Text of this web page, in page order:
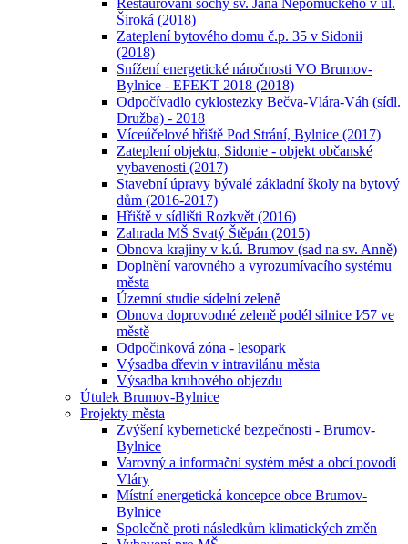
Restaurování sochy sv. Jana Nepomuckého v ul.
Široká (2018)
Zateplení bytového domu č.p. 35 v Sidonii
(2018)
Snížení energetické náročnosti VO Brumov-
Bylnice - EFEKT 2018 (2018)
Odpočívadlo cyklostezky Bečva-Vlára-Váh (sídl.
Družba) - 2018
Víceúčelové hřiště Pod Strání, Bylnice (2017)
Zateplení objektu, Sidonie - objekt občanské
vybavenosti (2017)
Stavební úpravy bývalé základní školy na bytový
dům (2016-2017)
Hřiště v sídlišti Rozkvět (2016)
Zahrada MŠ Svatý Štěpán (2015)
Obnova krajiny v k.ú. Brumov (sad na sv. Anně)
Doplnění varovného a vyrozumívacího systému
města
Územní studie sídelní zeleně
Obnova doprovodné zeleně podél silnice I⁄57 ve
městě
Odpočinková zóna - lesopark
Výsadba dřevin v intravilánu města
Výsadba kruhového objezdu
Útulek Brumov-Bylnice
Projekty města
Zvýšení kybernetické bezpečnosti - Brumov-
Bylnice
Varovný a informační systém měst a obcí povodí
Vláry
Místní energetická koncepce obce Brumov-
Bylnice
Společně proti následkům klimatických změn